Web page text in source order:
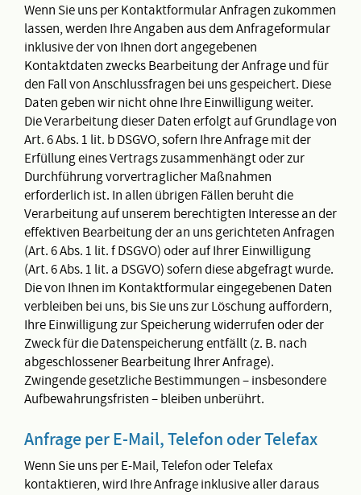
Wenn Sie uns per Kontaktformular Anfragen zukommen
lassen, werden Ihre Angaben aus dem Anfrageformular
inklusive der von Ihnen dort angegebenen
Kontaktdaten zwecks Bearbeitung der Anfrage und für
den Fall von Anschlussfragen bei uns gespeichert. Diese
Daten geben wir nicht ohne Ihre Einwilligung weiter.
Die Verarbeitung dieser Daten erfolgt auf Grundlage von
Art. 6 Abs. 1 lit. b DSGVO, sofern Ihre Anfrage mit der
Erfüllung eines Vertrags zusammenhängt oder zur
Durchführung vorvertraglicher Maßnahmen
erforderlich ist. In allen übrigen Fällen beruht die
Verarbeitung auf unserem berechtigten Interesse an der
effektiven Bearbeitung der an uns gerichteten Anfragen
(Art. 6 Abs. 1 lit. f DSGVO) oder auf Ihrer Einwilligung
(Art. 6 Abs. 1 lit. a DSGVO) sofern diese abgefragt wurde.
Die von Ihnen im Kontaktformular eingegebenen Daten
verbleiben bei uns, bis Sie uns zur Löschung auffordern,
Ihre Einwilligung zur Speicherung widerrufen oder der
Zweck für die Datenspeicherung entfällt (z. B. nach
abgeschlossener Bearbeitung Ihrer Anfrage).
Zwingende gesetzliche Bestimmungen – insbesondere
Aufbewahrungsfristen – bleiben unberührt.
Anfrage per E-Mail, Telefon oder Telefax
Wenn Sie uns per E-Mail, Telefon oder Telefax
kontaktieren, wird Ihre Anfrage inklusive aller daraus